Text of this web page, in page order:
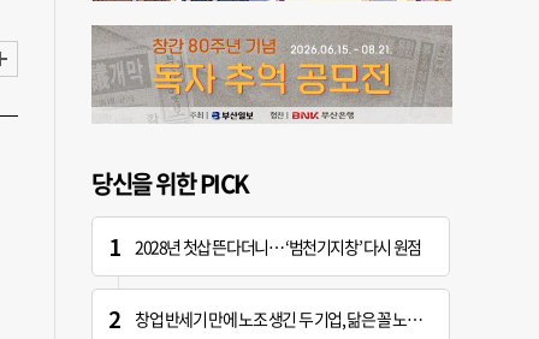
당신을 위한 PICK
2028년 첫삽 뜬다더니… ‘범천기지창’ 다시 원점
창업 반세기 만에 노조 생긴 두 기업, 닮은 꼴 노사 갈등